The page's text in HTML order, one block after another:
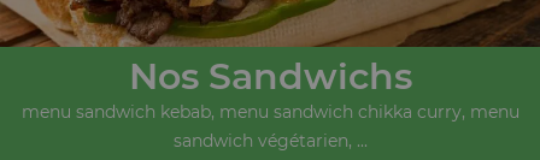
Nos Sandwichs
menu sandwich kebab, menu sandwich chikka curry, menu
sandwich végétarien, ...